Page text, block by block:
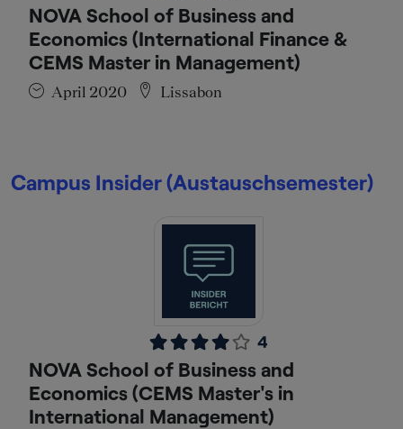
NOVA School of Business and
Economics (International Finance &
CEMS Master in Management)
April 2020 Lissabon
Campus Insider (Austauschsemester)
4
NOVA School of Business and
Economics (CEMS Master's in
International Management)